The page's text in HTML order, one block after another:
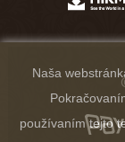
Naša
používaním tejto